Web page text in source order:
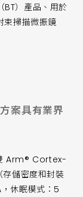
）產品、用於
束掃描微振鏡
案具有業界
Arm® Cortex-
儲密度和封裝
休眠模式：5